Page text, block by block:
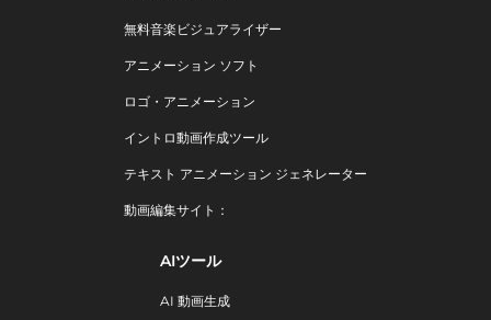
無料音楽ビジュアライザー
アニメーション ソフト
ロゴ・アニメーション
イントロ動画作成ツール
テキスト アニメーション ジェネレーター
動画編集サイト：
AIツール
AI 動画生成